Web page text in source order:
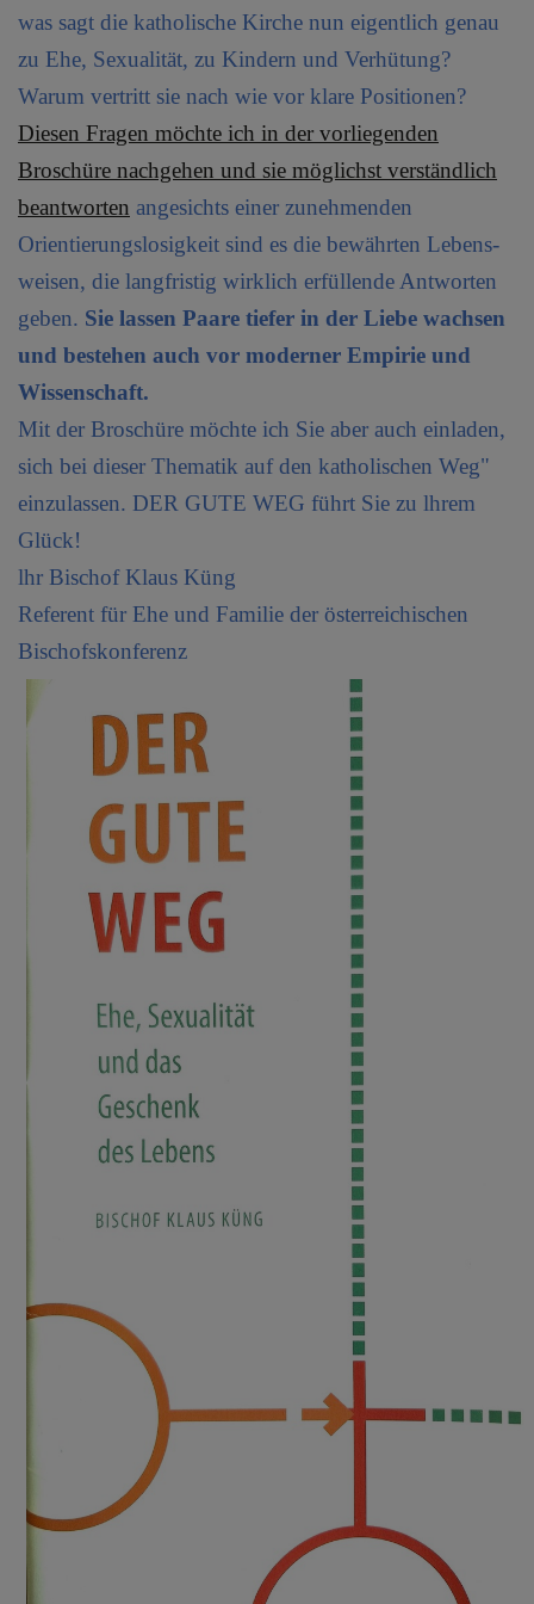
was sagt die katholische Kirche nun eigentlich genau
zu Ehe, Sexualität, zu Kindern und Verhütung?
Warum vertritt sie nach wie vor klare Positionen?
Diesen Fragen möchte ich in der vorliegenden
Broschüre nachgehen und sie möglichst verständlich
beantworten angesichts einer zunehmenden
Orientierungslosigkeit sind es die bewährten Lebens-
weisen, die langfristig wirklich erfüllende Antworten
geben. Sie lassen Paare tiefer in der Liebe wachsen
und bestehen auch vor moderner Empirie und
Wissenschaft.
Mit der Broschüre möchte ich Sie aber auch einladen,
sich bei dieser Thematik auf den katholischen Weg"
einzulassen. DER GUTE WEG führt Sie zu lhrem
Glück!
lhr Bischof Klaus Küng
Referent für Ehe und Familie der österreichischen
Bischofskonferenz